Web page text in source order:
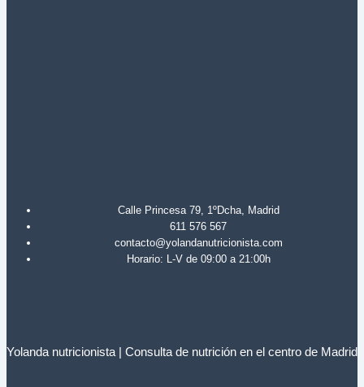
Calle Princesa 79, 1ºDcha, Madrid
611 576 567
contacto@yolandanutricionista.com
Horario: L-V de 09:00 a 21:00h
Yolanda nutricionista | Consulta de nutrición en el centro de Madrid